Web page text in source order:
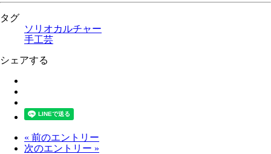
タグ
ソリオカルチャー
手工芸
シェアする
« 前のエントリー
次のエントリー »